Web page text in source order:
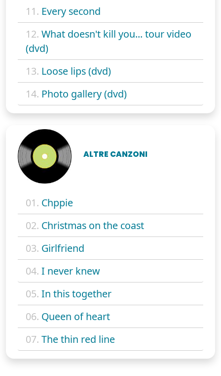
11. Every second
12. What doesn't kill you... tour video
(dvd)
13. Loose lips (dvd)
14. Photo gallery (dvd)
ALTRE CANZONI
01. Chppie
02. Christmas on the coast
03. Girlfriend
04. I never knew
05. In this together
06. Queen of heart
07. The thin red line